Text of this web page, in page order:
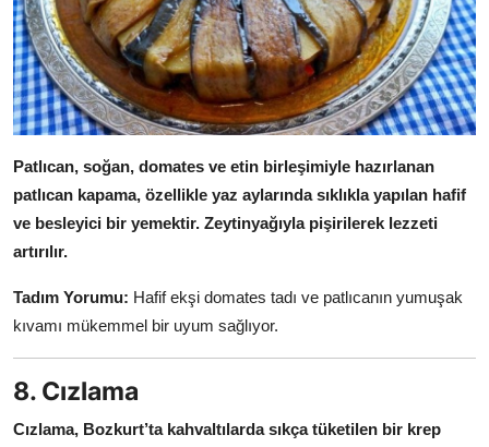
Patlıcan, soğan, domates ve etin birleşimiyle hazırlanan
patlıcan kapama, özellikle yaz aylarında sıklıkla yapılan hafif
ve besleyici bir yemektir. Zeytinyağıyla pişirilerek lezzeti
artırılır.
Tadım Yorumu: Hafif ekşi domates tadı ve patlıcanın yumuşak
kıvamı mükemmel bir uyum sağlıyor.
8. Cızlama
Cızlama, Bozkurt’ta kahvaltılarda sıkça tüketilen bir krep